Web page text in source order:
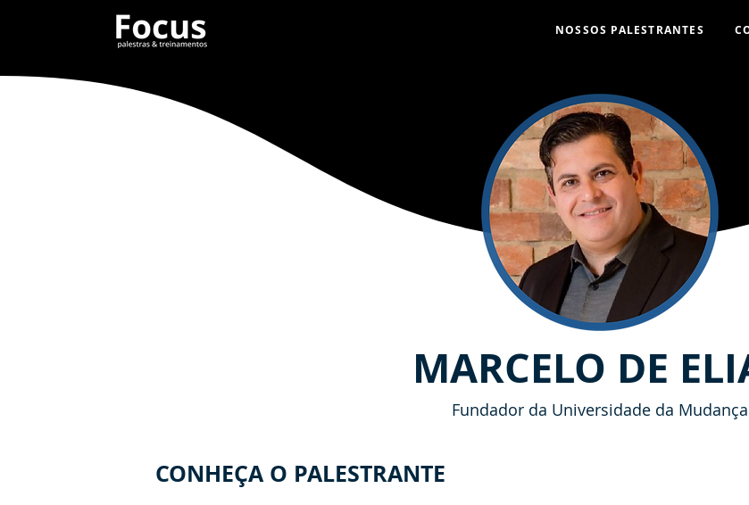
NOSSOS PALESTRANTES
MARCELO DE
Fundador da Universidade da Mudança
CONHEÇA O PALESTRANTE